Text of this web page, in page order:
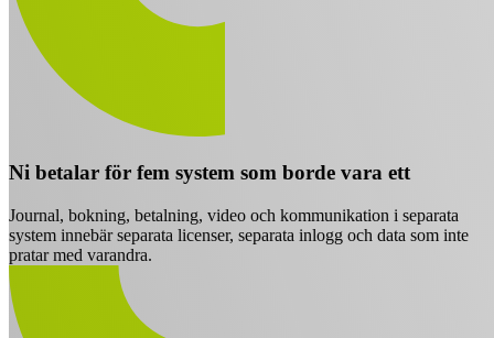
Ni betalar för fem system som borde vara ett
Journal, bokning, betalning, video och kommunikation i separata
system innebär separata licenser, separata inlogg och data som inte
pratar med varandra.